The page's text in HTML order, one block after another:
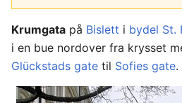
Krumgata på Bislett i bydel St.
i en bue nordover fra krysset
Glückstads gate til Sofies gate.